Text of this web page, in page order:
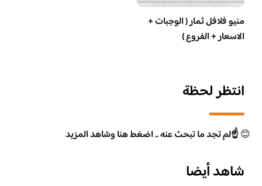
منيو فلافل ثمار ( الوجبات +
الاسعار + الفروع )
انتظر لحظة
😊☝️لم تجد ما تبحث عنه .. اضغط هنا وشاهد المزيد
شاهد أيضا